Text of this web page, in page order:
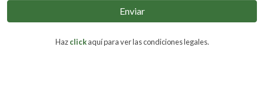
Enviar
Hazclickaquí para ver las condiciones legales.